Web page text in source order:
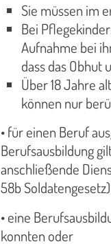
Sie müssen im
Bei
Aufnahme bei
dass das
Über 18 Jahre
können nur
• für einen Beruf
Berufsausbildung
anschließende
58b
• eine
konnten oder